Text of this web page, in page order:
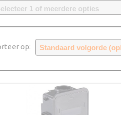
1 of meerdere opties
op: